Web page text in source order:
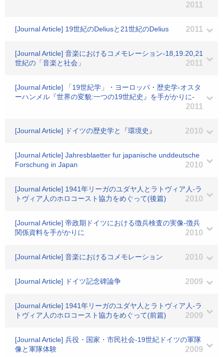
2011
[Journal Article] 19世紀のDeliusと21世紀のDelius 2011
[Journal Article] 音楽におけるコメモレーション-18,19.20,21
世紀の「音楽と社会」
2011
[Journal Article] 「19世紀学」・ヨーロッパ・歴史学-オスタ
ーハンメル『世界の変貌:一つの19世紀史』を手がかりに-
2011
[Journal Article] ドイツの歴史学と『環境史』 2010
[Journal Article] Jahresblaetter fur japanische unddeutsche
Forschung in Japan
2010
[Journal Article] 1941年リーガのユダヤ人とラトヴィア人-ラ
トヴィア人のホロコースト協力をめぐって(後篇)
2010
[Journal Article] 帝政期ドイツにおける徴兵検査の実像-徴兵
関係資料を手がかりに
2010
[Journal Article] 音楽におけるコメモレーション 2010
[Journal Article] ドイツ記念碑論争 2009
[Journal Article] 1941年リーガのユダヤ人とラトヴィア人-ラ
トヴィア人のホロコースト協力をめぐって(前篇)
2009
[Journal Article] 兵役・国家・市民社会-19世紀ドイツの軍隊
像と軍隊体験
2009